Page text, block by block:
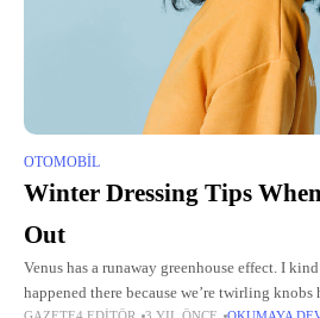
OTOMOBIL
Winter Dressing Tips
Out
Venus has a runaway greenhouse effect. I
happened there because we’re twirling